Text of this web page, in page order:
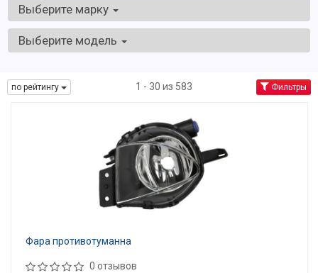
Выберите марку
Выберите модель
по рейтингу 1 - 30 из 583 Фильтры
Фара противотуманна
0 отзывов